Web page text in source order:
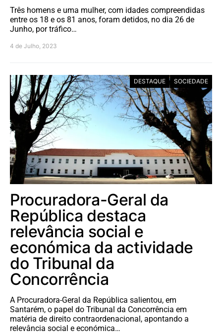
Três homens e uma mulher, com idades compreendidas
entre os 18 e os 81 anos, foram detidos, no dia 26 de
Junho, por tráfico…
4 de Julho, 2023
DESTAQUE SOCIEDADE
Procuradora-Geral da
República destaca
relevância social e
económica da actividade
do Tribunal da
Concorrência
A Procuradora-Geral da República salientou, em
Santarém, o papel do Tribunal da Concorrência em
matéria de direito contraordenacional, apontando a
relevância social e económica…